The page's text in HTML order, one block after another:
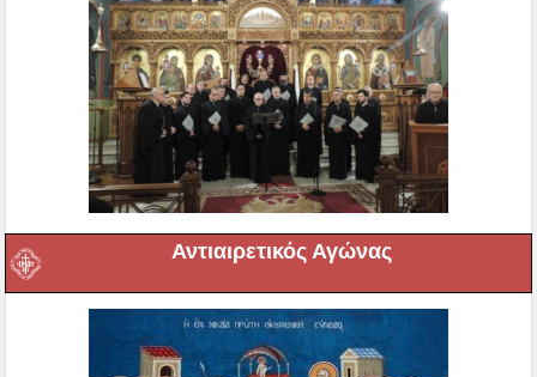
Αντιαιρετικός Αγώνας